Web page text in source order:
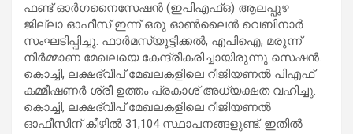
ഫണ്ട് ഓർഗനൈസേഷൻ (ഇപിഎഫ്ഒ) ആലപ്പുഴ
ജില്ലാ ഓഫീസ് ഇന്ന് ഒരു ഓൺലൈൻ വെബിനാർ
സംഘടിപ്പിച്ചു. ഫാർമസ്യൂട്ടിക്കൽ, എപിഐ, മരുന്ന്
നിർമ്മാണ മേഖലയെ കേന്ദ്രീകരിച്ചായിരുന്നു സെഷൻ.
കൊച്ചി, ലക്ഷദ്വീപ് മേഖലകളിലെ റീജിയണൽ പിഎഫ്
കമ്മീഷണർ ശ്രീ ഉത്തം പ്രകാശ് അധ്യക്ഷത വഹിച്ചു.
കൊച്ചി, ലക്ഷദ്വീപ് മേഖലകളിലെ റീജിയണൽ
ഓഫീസിന് കീഴിൽ 31,104 സ്ഥാപനങ്ങളുണ്ട്. ഇതിൽ